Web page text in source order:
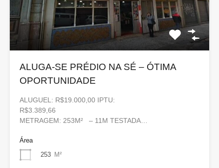
ALUGA-SE PRÉDIO NA SÉ – ÓTIMA
OPORTUNIDADE
ALUGUEL: R$19.000,00 IPTU:
R$3.389,66
METRAGEM: 253M² – 11M TESTADA…
Área
253 M²